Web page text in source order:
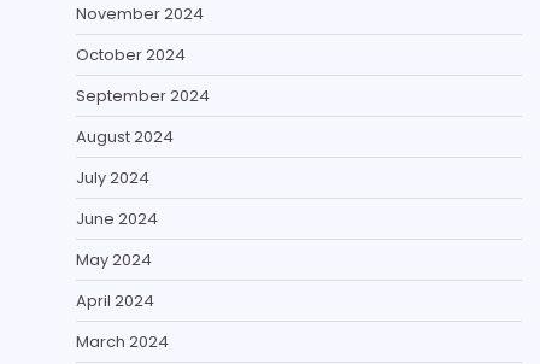
November 2024
October 2024
September 2024
August 2024
July 2024
June 2024
May 2024
April 2024
March 2024